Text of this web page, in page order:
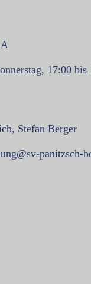
17:00
Stefan Berger
panitzsch-